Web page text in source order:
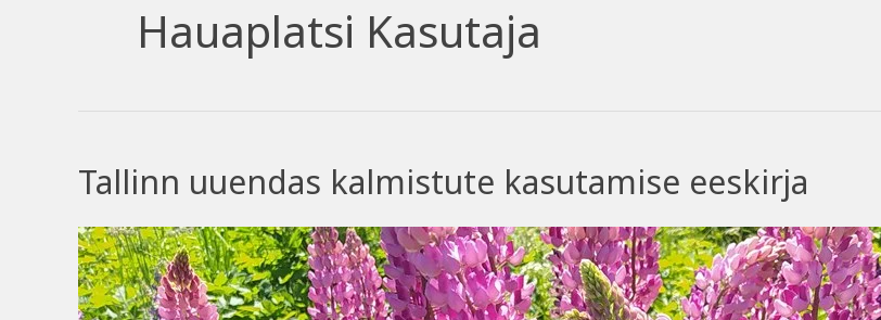
Hauaplatsi Kasutaja
Tallinn uuendas kalmistute kasutamise eeskirja
Tallinn
kalmistute
kasutamise
eeskirja